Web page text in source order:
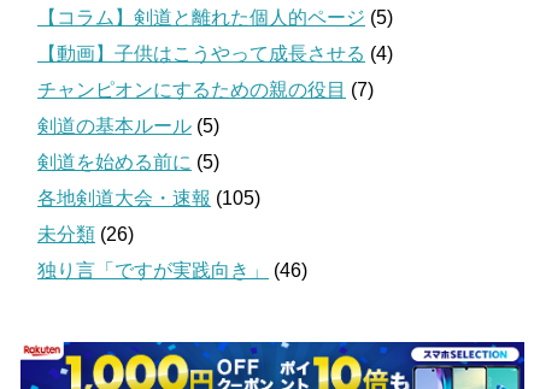
【コラム】剣道と離れた個人的ページ (5)
【動画】子供はこうやって成長させる (4)
チャンピオンにするための親の役目 (7)
剣道の基本ルール (5)
剣道を始める前に (5)
各地剣道大会・速報 (105)
未分類 (26)
独り言「ですが実践向き」
(46)